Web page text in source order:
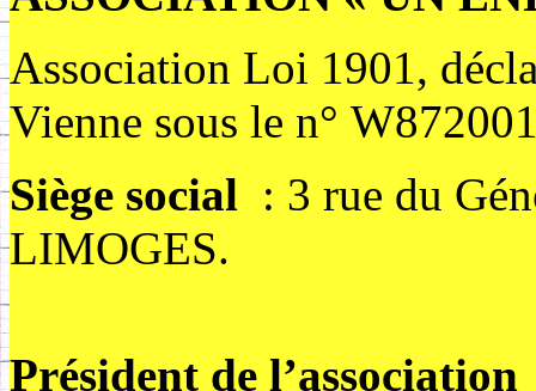
Association Loi 1901,
Vienne sous le n°
Siège social : 3 rue du
LIMOGES.
Président de l’association